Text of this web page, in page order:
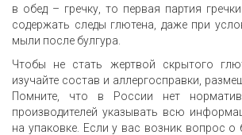
в обед – гречку, то первая партия
содержать следы глютена, даже при
мыли после булгура.
Чтобы не стать жертвой скрытого
изучайте состав и аллергосправки,
Помните, что в России нет
производителей указывать всю
на упаковке. Если у вас возник вопрос о